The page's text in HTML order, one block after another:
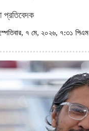
প্রতিবেদক
৭ মে, ২০২৬, ৭:৩১ পিএম